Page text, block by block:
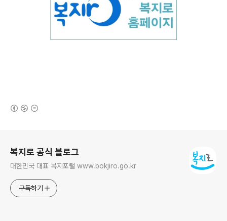
복지로 공식 블로그
대한민국 대표 복지포털 www.bokjiro.go.kr
구독하기